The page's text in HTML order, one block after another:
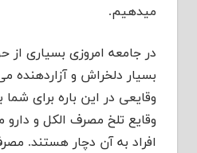
میدهیم.
در جامعه امروزی بسیاری از
بسیار دلخراش و آزاردهنده
وقایعی در این باره برای
وقایع تلخ مصرف الکل و
افراد به آن دچار هستند.